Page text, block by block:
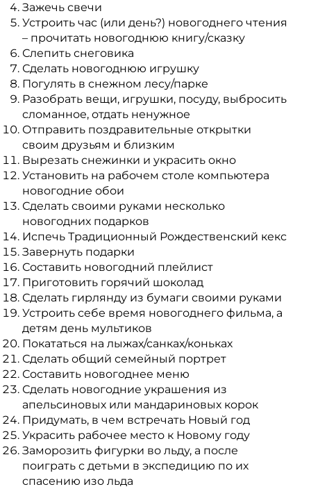
Зажечь свечи
Устроить час (или день?) новогоднего чтения
– прочитать новогоднюю книгу/сказку
Слепить снеговика
Сделать новогоднюю игрушку
Погулять в снежном лесу/парке
Разобрать вещи, игрушки, посуду, выбросить
сломанное, отдать ненужное
Отправить поздравительные открытки
своим друзьям и близким
Вырезать снежинки и украсить окно
Установить на рабочем столе компьютера
новогодние обои
Сделать своими руками несколько
новогодних подарков
Испечь Традиционный Рождественский кекс
Завернуть подарки
Составить новогодний плейлист
Приготовить горячий шоколад
Сделать гирлянду из бумаги своими руками
Устроить себе время новогоднего фильма, а
детям день мультиков
Покататься на лыжах/санках/коньках
Сделать общий семейный портрет
Составить новогоднее меню
Сделать новогодние украшения из
апельсиновых или мандариновых корок
Придумать, в чем встречать Новый год
Украсить рабочее место к Новому году
Заморозить фигурки во льду, а после
поиграть с детьми в экспедицию по их
спасению изо льда